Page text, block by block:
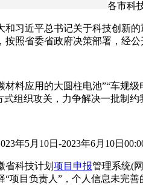
各市科
和习近平总书记关于科技创新
照省委省政府决策部署，经
材料应用的大圆柱电池”“车规
式组织攻关，力争解决一批制
年5月10日-2023年6月10日
省科技计划 项目申报管理系统(
“项目负责人”，个人信息未完